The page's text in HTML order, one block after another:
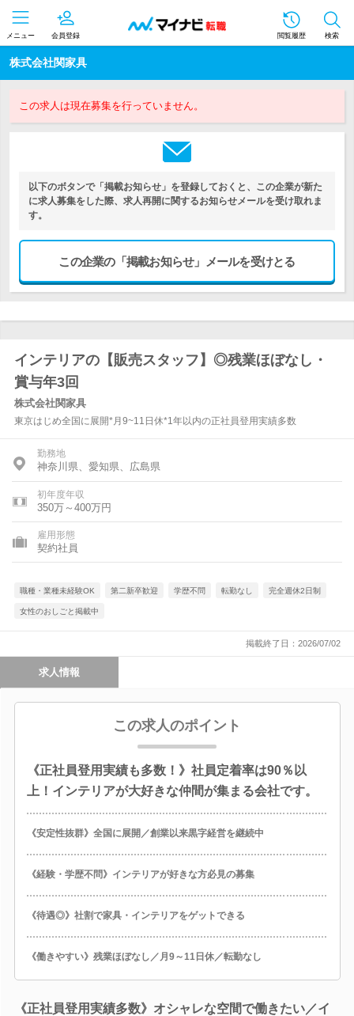
メニュー 会員登録 閲覧履歴 検索
株式会社関家具
この求人は現在募集を行っていません。
以下のボタンで「掲載お知らせ」を登録しておくと、この企業が新た
に求人募集をした際、求人再開に関するお知らせメールを受け取れま
す。
この企業の「掲載お知らせ」メールを受けとる
インテリアの【販売スタッフ】◎残業ほぼなし・
賞与年3回
株式会社関家具
東京はじめ全国に展開*月9~11日休*1年以内の正社員登用実績多数
勤務地
神奈川県、愛知県、広島県
初年度年収
350万～400万円
雇用形態
契約社員
職種・業種未経験OK 第二新卒歓迎 学歴不問 転勤なし 完全週休2日制
女性のおしごと掲載中
掲載終了日：2026/07/02
求人情報
この求人のポイント
《正社員登用実績も多数！》社員定着率は90％以
上！インテリアが大好きな仲間が集まる会社です。
《安定性抜群》全国に展開／創業以来黒字経営を継続中
《経験・学歴不問》インテリアが好きな方必見の募集
《待遇◎》社割で家具・インテリアをゲットできる
《働きやすい》残業ほぼなし／月9～11日休／転勤なし
《正社員登用実績多数》オシャレな空間で働きたい／イ